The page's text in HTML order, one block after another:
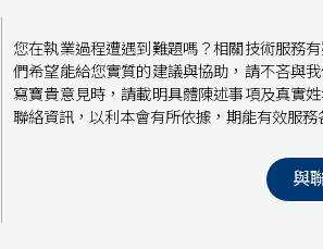
您在執業過程遭遇到難題嗎？相關技術服務
們希望能給您實質的建議與協助，請不吝與
寫寶貴意見時，請載明具體陳述事項及真實
聯絡資訊，以利本會有所依據，期能有效服務
與